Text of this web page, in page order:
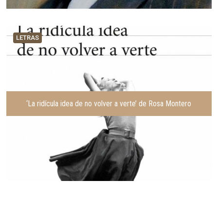
LETRAS
‘La ridícula idea de no volver a verte’ de Rosa Montero